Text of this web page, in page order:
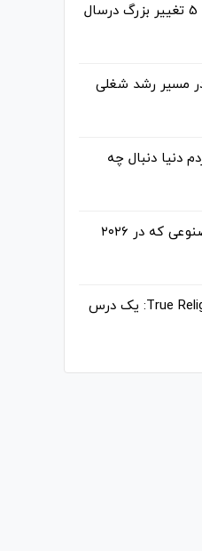
آینده حسابداری با AI: ( 5 تغییر بزرگ درسال
مسیر رشد شغلی
گوگل ۲۰۲۵: مردم دنیا دنبال چه
۱۰ بازیگر مهم هوش مصنوعی که در ۲۰۲۶
بازگشت غیرمنتظره True Religion: یک درس